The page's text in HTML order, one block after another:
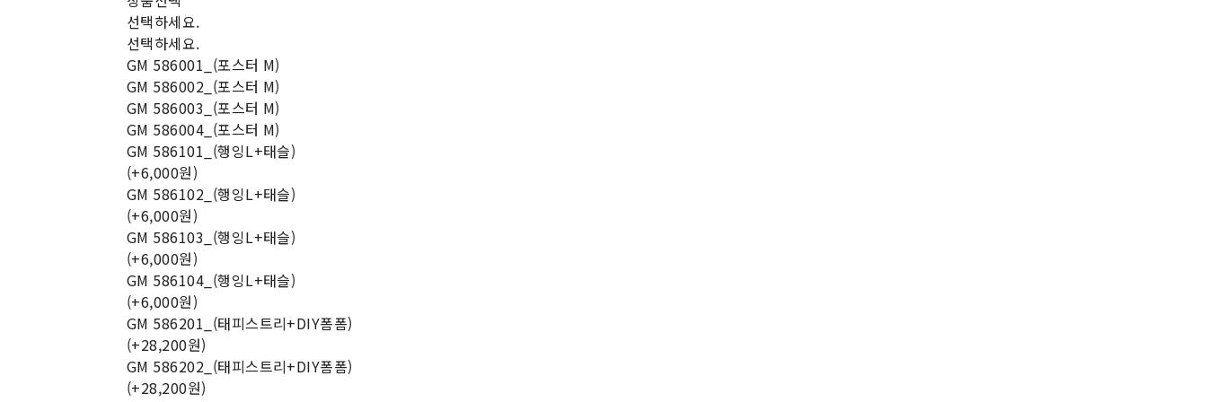
선택하세요.
선택하세요.
GM 586001_(포스터 M)
GM 586002_(포스터 M)
GM 586003_(포스터 M)
GM 586004_(포스터 M)
GM 586101_(행잉L+태슬)
(+6,000원)
GM 586102_(행잉L+태슬)
(+6,000원)
GM 586103_(행잉L+태슬)
(+6,000원)
GM 586104_(행잉L+태슬)
(+6,000원)
GM 586201_(태피스트리+DIY폼폼)
(+28,200원)
GM 586202_(태피스트리+DIY폼폼)
(+28,200원)